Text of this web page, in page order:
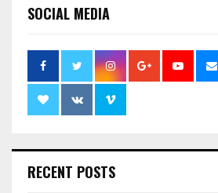
SOCIAL MEDIA
RECENT POSTS